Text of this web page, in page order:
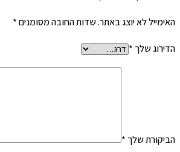
האימייל לא יוצג באתר.שדות החובה מסומנים*
הדירוג שלך*
הביקורת שלך*